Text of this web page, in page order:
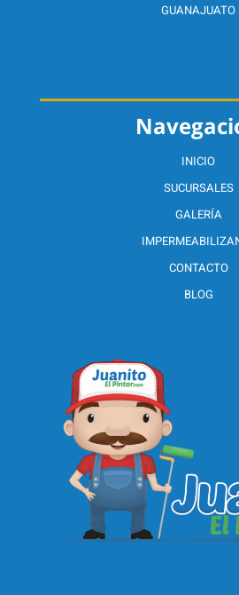
INICIO
SUCURSALES
GALERÍA
CONTACTO
BLOG
GUANAJUATO